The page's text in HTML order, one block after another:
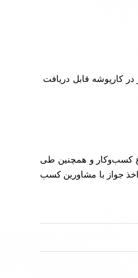
کارپوشه قابل دریافت
کسب‌وکار و همچنین طی
جواز با مشاورین کسب